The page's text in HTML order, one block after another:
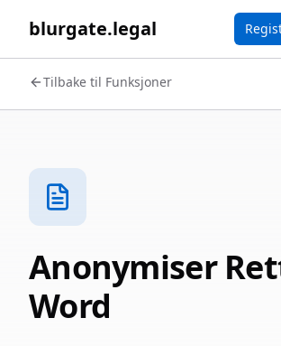
blurgate.legal
Tilbake til Funksjoner
Anonymiser
Word